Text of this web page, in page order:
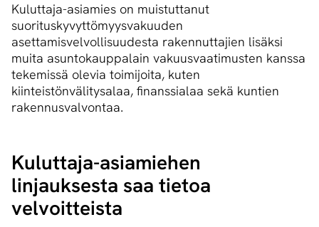
Kuluttaja-asiamies on muistuttanut
suorituskyvyttömyysvakuuden
asettamisvelvollisuudesta rakennuttajien lisäksi
muita asuntokauppalain vakuusvaatimusten kanssa
tekemissä olevia toimijoita, kuten
kiinteistönvälitysalaa, finanssialaa sekä kuntien
rakennusvalvontaa.
Kuluttaja-asiamiehen
linjauksesta saa tietoa
velvoitteista